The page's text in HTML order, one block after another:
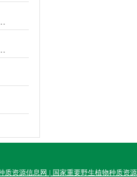
质资源信息网 | 国家重要野生植物种质资